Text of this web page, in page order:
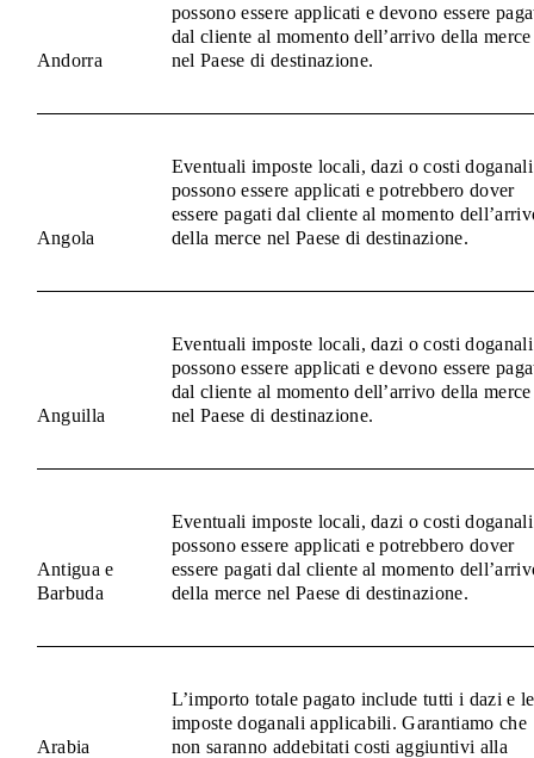
Andorra
possono essere applicati e devono essere
dal cliente al momento dell’arrivo della merce
nel Paese di destinazione.
Angola
Eventuali imposte locali, dazi o costi doganali
possono essere applicati e potrebbero dover
essere pagati dal cliente al momento
della merce nel Paese di destinazione.
Anguilla
Eventuali imposte locali, dazi o costi doganali
possono essere applicati e devono essere
dal cliente al momento dell’arrivo della merce
nel Paese di destinazione.
Antigua e
Barbuda
Eventuali imposte locali, dazi o costi doganali
possono essere applicati e potrebbero dover
essere pagati dal cliente al momento
della merce nel Paese di destinazione.
Arabia
L’importo totale pagato include tutti i dazi e le
imposte doganali applicabili. Garantiamo che
non saranno addebitati costi aggiuntivi alla